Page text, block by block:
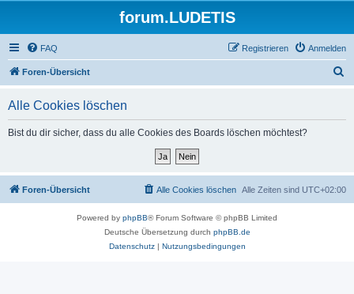
forum.LUDETIS
FAQ Anmelden
Registrieren
Foren-Übersicht
Alle Cookies löschen
Bist du dir sicher, dass du alle Cookies des Boards löschen möchtest?
Foren-Übersicht Alle Zeiten sind UTC+02:00
Alle Cookies löschen
Powered by phpBB® Forum Software © phpBB Limited
Deutsche Übersetzung durch phpBB.de
Datenschutz| Nutzungsbedingungen